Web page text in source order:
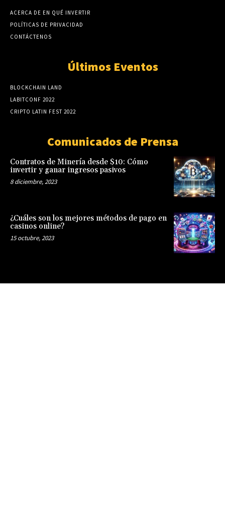
ACERCA DE EN QUÉ INVERTIR
POLÍTICAS DE PRIVACIDAD
CONTÁCTENOS
Últimos Eventos
BLOCKCHAIN LAND
LABITCONF 2022
CRIPTO LATIN FEST 2022
Comunicados de Prensa
Contratos de Minería desde $10: Cómo
invertir y ganar ingresos pasivos
8 diciembre, 2023
¿Cuáles son los mejores métodos de pago en
casinos online?
15 octubre, 2023